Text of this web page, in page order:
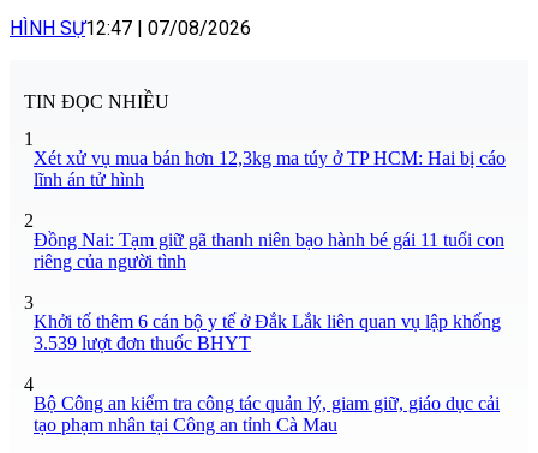
HÌNH SỰ12:47 07/08/2026
TIN ĐỌC NHIỀU
1
Xét xử vụ mua bán hơn 12,3kg ma túy ở TP HCM: Hai bị cáo
lĩnh án tử hình
2
Đồng Nai: Tạm giữ gã thanh niên bạo hành bé gái 11 tuổi con
riêng của người tình
3
Khởi tố thêm 6 cán bộ y tế ở Đắk Lắk liên quan vụ lập khống
3.539 lượt đơn thuốc BHYT
4
Bộ Công an kiểm tra công tác quản lý, giam giữ, giáo dục cải
tạo phạm nhân tại Công an tỉnh Cà Mau